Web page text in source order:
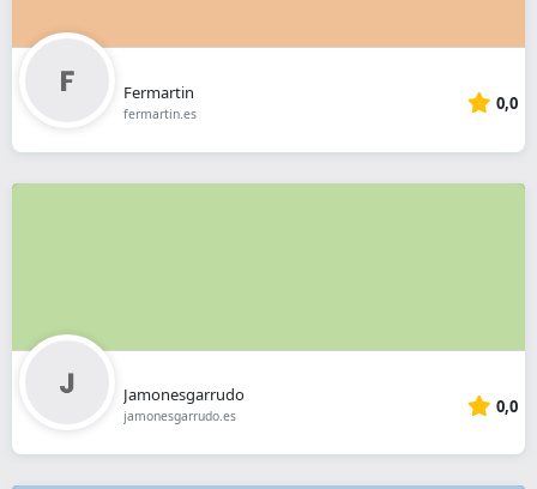
Fermartin
fermartin.es 0,0
Jamonesgarrudo
jamonesgarrudo.es 0,0